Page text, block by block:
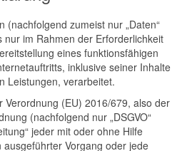
(nachfolgend zumeist nur „Daten“
im Rahmen der Erforderlichkeit
eines funktionsfähigen
inklusive seiner Inhalte
Leistungen, verarbeitet.
Verordnung (EU) 2016/679, also der
(nachfolgend nur „DSGVO“
jeder mit oder ohne Hilfe
Vorgang oder jede